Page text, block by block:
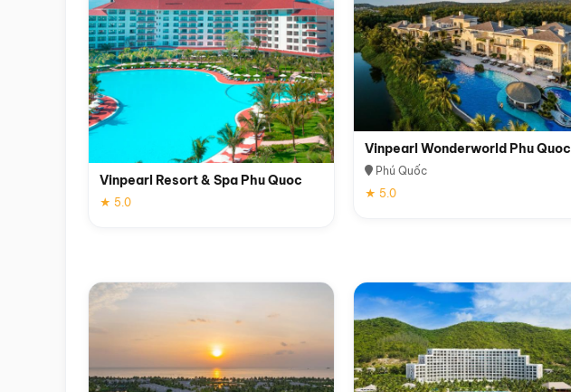
Vinpearl Resort & Spa Phu Quoc
★ 5.0
Vinpearl Wonderworld Phu Quoc
Phú Quốc
★ 5.0